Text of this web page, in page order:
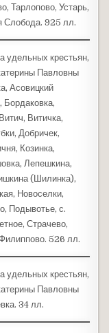
Тарлопово, Устарь,
Слобода. 925 лл.
удельных крестьян,
Павловны
Асовицкий
Бордаковка,
Витичка,
Добричек,
Козинка,
Лепешкина,
(Шилинка),
Новоселки,
Подывотье, с.
Страчево,
526 лл.
удельных крестьян,
Павловны
34 лл.